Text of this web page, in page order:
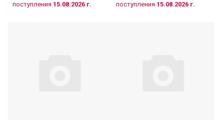
поступления 15.08.2026 г.
поступления 15.08.2026 г.